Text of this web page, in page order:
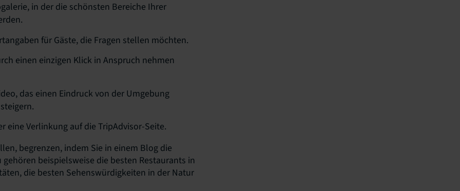
in der die schönsten Bereiche Ihrer
für Gäste, die Fragen stellen möchten.
einen einzigen Klick in Anspruch nehmen
das einen Eindruck von der Umgebung
eine Verlinkung auf die TripAdvisor-Seite.
begrenzen, indem Sie in einem Blog die
beispielsweise die besten Restaurants in
die besten Sehenswürdigkeiten in der Natur